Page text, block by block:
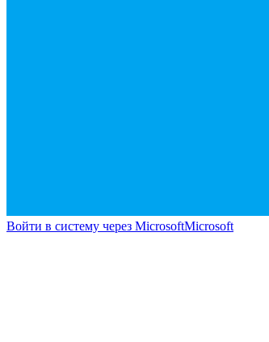
Войти в систему через MicrosoftMicrosoft